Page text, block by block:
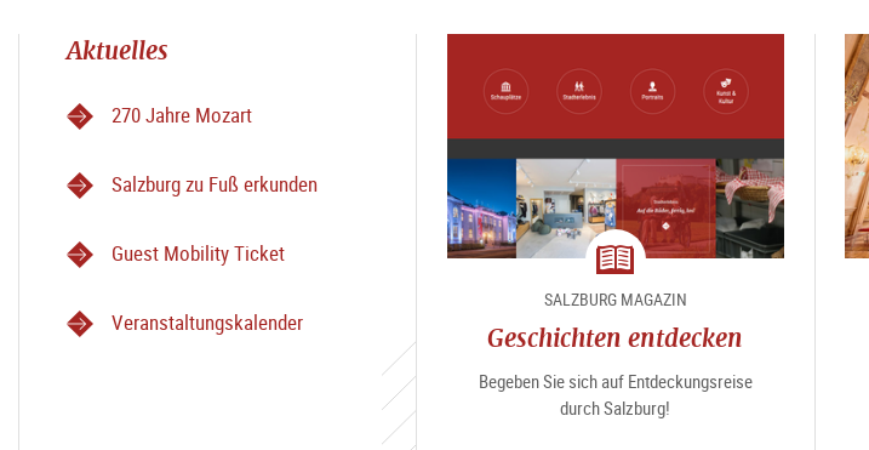
Aktuelles
270 Jahre Mozart
Salzburg zu Fuß erkunden
Guest Mobility Ticket
Veranstaltungskalender
Magazin
SALZBURG MAGAZIN
Geschichten entdecken
Begeben Sie sich auf Entdeckungsreise
durch Salzburg!